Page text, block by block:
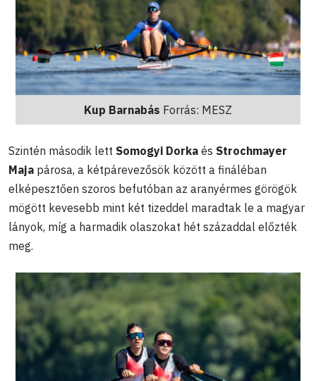
Kup Barnabás Forrás: MESZ
Szintén második lett Somogyi Dorka és Strochmayer
Maja párosa, a kétpárevezősök között a fináléban
elképesztően szoros befutóban az aranyérmes görögök
mögött kevesebb mint két tizeddel maradtak le a magyar
lányok, míg a harmadik olaszokat hét századdal előzték
meg.